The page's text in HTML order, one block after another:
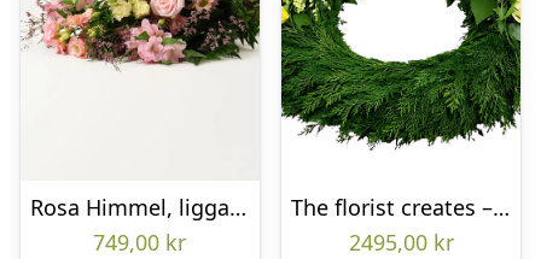
Rosa Himmel, liggande bukett
749,00 kr
The florist creates – Funeral wreath
2495,00 kr